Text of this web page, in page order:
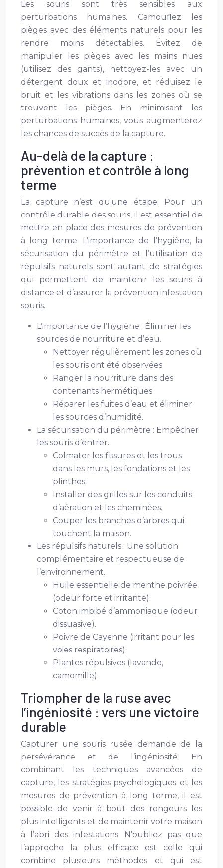
Les souris sont très sensibles aux
perturbations humaines. Camouflez les
pièges avec des éléments naturels pour les
rendre moins détectables. Évitez de
manipuler les pièges avec les mains nues
(utilisez des gants), nettoyez-les avec un
détergent doux et inodore, et réduisez le
bruit et les vibrations dans les zones où se
trouvent les pièges. En minimisant les
perturbations humaines, vous augmenterez
les chances de succès de la capture.
Au-delà de la capture :
prévention et contrôle à long
terme
La capture n’est qu’une étape. Pour un
contrôle durable des souris, il est essentiel de
mettre en place des mesures de prévention
à long terme. L’importance de l’hygiène, la
sécurisation du périmètre et l’utilisation de
répulsifs naturels sont autant de stratégies
qui permettent de maintenir les souris à
distance et d’assurer la prévention infestation
souris.
L’importance de l’hygiène : Éliminer les
sources de nourriture et d’eau.
Nettoyer régulièrement les zones où
les souris ont été observées.
Ranger la nourriture dans des
contenants hermétiques.
Réparer les fuites d’eau et éliminer
les sources d’humidité.
La sécurisation du périmètre : Empêcher
les souris d’entrer.
Colmater les fissures et les trous
dans les murs, les fondations et les
plinthes.
Installer des grilles sur les conduits
d’aération et les cheminées.
Couper les branches d’arbres qui
touchent la maison.
Les répulsifs naturels : Une solution
complémentaire et respectueuse de
l’environnement.
Huile essentielle de menthe poivrée
(odeur forte et irritante).
Coton imbibé d’ammoniaque (odeur
dissuasive).
Poivre de Cayenne (irritant pour les
voies respiratoires).
Plantes répulsives (lavande,
camomille).
Triompher de la ruse avec
l’ingéniosité : vers une victoire
durable
Capturer une souris rusée demande de la
persévérance et de l’ingéniosité. En
combinant les techniques avancées de
capture, les stratégies psychologiques et les
mesures de prévention à long terme, il est
possible de venir à bout des rongeurs les
plus intelligents et de maintenir votre maison
à l’abri des infestations. N’oubliez pas que
l’approche la plus efficace est celle qui
combine plusieurs méthodes et qui est